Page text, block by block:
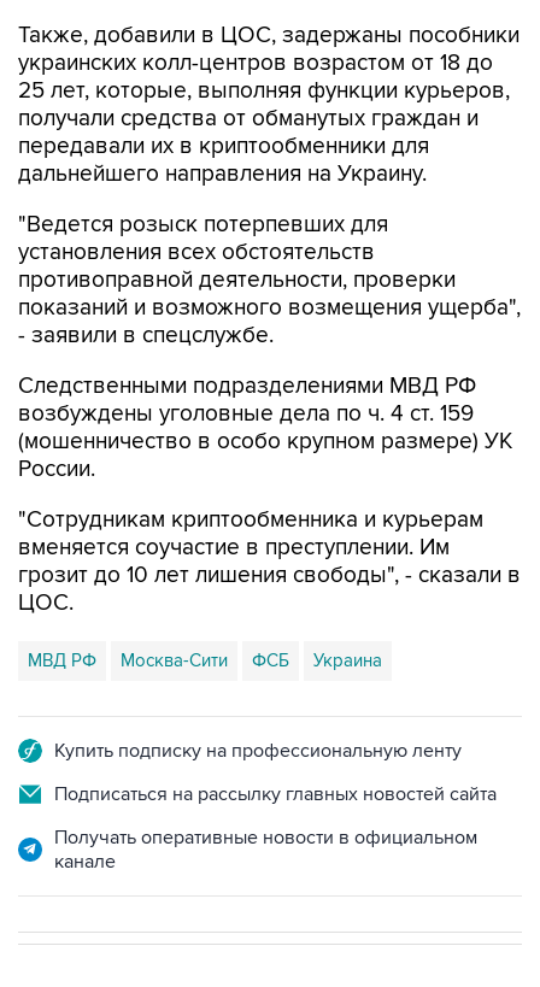
Также, добавили в ЦОС, задержаны пособники
украинских колл-центров возрастом от 18 до
25 лет, которые, выполняя функции курьеров,
получали средства от обманутых граждан и
передавали их в криптообменники для
дальнейшего направления на Украину.
"Ведется розыск потерпевших для
установления всех обстоятельств
противоправной деятельности, проверки
показаний и возможного возмещения ущерба",
- заявили в спецслужбе.
Следственными подразделениями МВД РФ
возбуждены уголовные дела по ч. 4 ст. 159
(мошенничество в особо крупном размере) УК
России.
"Сотрудникам криптообменника и курьерам
вменяется соучастие в преступлении. Им
грозит до 10 лет лишения свободы", - сказали в
ЦОС.
МВД РФ Москва-Сити ФСБ Украина
Купить подписку на профессиональную ленту
Подписаться на рассылку главных новостей сайта
Получать оперативные новости в официальном
канале